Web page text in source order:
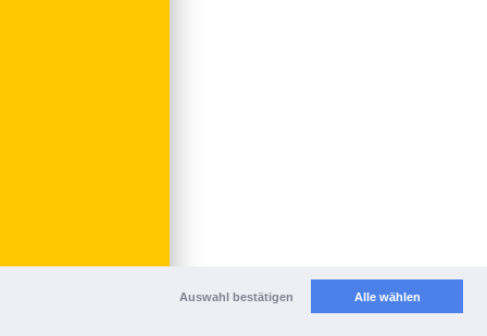
Auswahl bestätigen Alle wählen